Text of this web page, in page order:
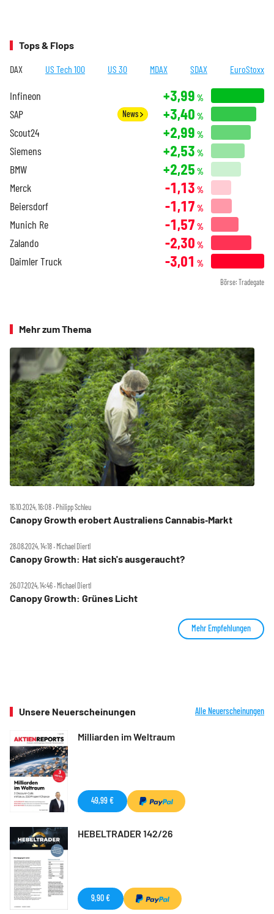
Tops & Flops
DAX US Tech 100 US 30 MDAX SDAX EuroStoxx
Infineon +3,99 %
SAP News +3,40 %
Scout24 +2,99 %
Siemens +2,53 %
BMW +2,25 %
Merck -1,13 %
Beiersdorf -1,17 %
Munich Re -1,57 %
Zalando -2,30 %
Daimler Truck -3,01 %
Börse: Tradegate
Mehr zum Thema
16.10.2024, 16:08 ‧ Philipp Schleu
Canopy Growth erobert Australiens Cannabis‑Markt
28.08.2024, 14:18 ‧ Michael Diertl
Canopy Growth: Hat sich's ausgeraucht?
26.07.2024, 14:46 ‧ Michael Diertl
Canopy Growth: Grünes Licht
Mehr Empfehlungen
Unsere Neuerscheinungen Alle Neuerscheinungen
Milliarden im Weltraum
49,99 €
HEBELTRADER 142/26
9,90 €